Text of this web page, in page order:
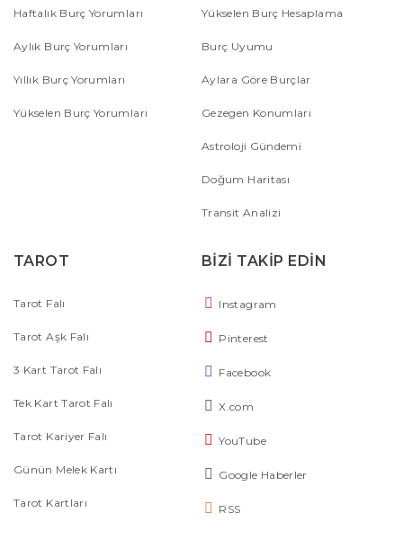
Haftalık Burç Yorumları
Aylık Burç Yorumları
Yıllık Burç Yorumları
Yükselen Burç Yorumları
Yükselen Burç Hesaplama
Burç Uyumu
Aylara Göre Burçlar
Gezegen Konumları
Astroloji Gündemi
Doğum Haritası
Transit Analizi
TAROT
Tarot Falı
Tarot Aşk Falı
3 Kart Tarot Falı
Tek Kart Tarot Falı
Tarot Kariyer Falı
Günün Melek Kartı
Tarot Kartları
BİZİ TAKİP EDİN
Instagram
Pinterest
Facebook
X.com
YouTube
Google Haberler
RSS